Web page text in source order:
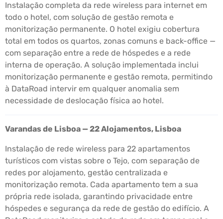
Instalação completa da rede wireless para internet em
todo o hotel, com solução de gestão remota e
monitorização permanente. O hotel exigiu cobertura
total em todos os quartos, zonas comuns e back-office —
com separação entre a rede de hóspedes e a rede
interna de operação. A solução implementada inclui
monitorização permanente e gestão remota, permitindo
à DataRoad intervir em qualquer anomalia sem
necessidade de deslocação física ao hotel.
Varandas de Lisboa — 22 Alojamentos, Lisboa
Instalação de rede wireless para 22 apartamentos
turísticos com vistas sobre o Tejo, com separação de
redes por alojamento, gestão centralizada e
monitorização remota. Cada apartamento tem a sua
própria rede isolada, garantindo privacidade entre
hóspedes e segurança da rede de gestão do edifício. A